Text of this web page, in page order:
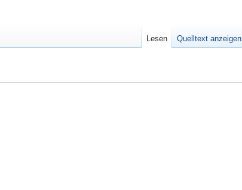
Lesen Quelltext anzeigen